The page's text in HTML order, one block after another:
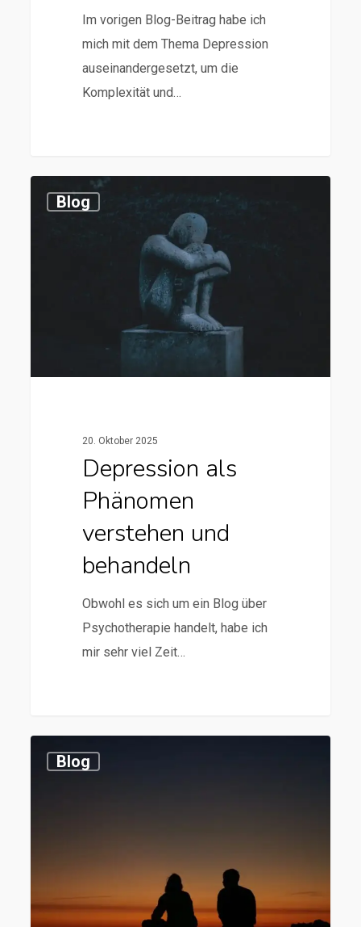
Im vorigen Blog-Beitrag habe ich
mich mit dem Thema Depression
auseinandergesetzt, um die
Komplexität und…
Blog
20. Oktober 2025
Depression als
Phänomen
verstehen und
behandeln
Obwohl es sich um ein Blog über
Psychotherapie handelt, habe ich
mir sehr viel Zeit…
Blog